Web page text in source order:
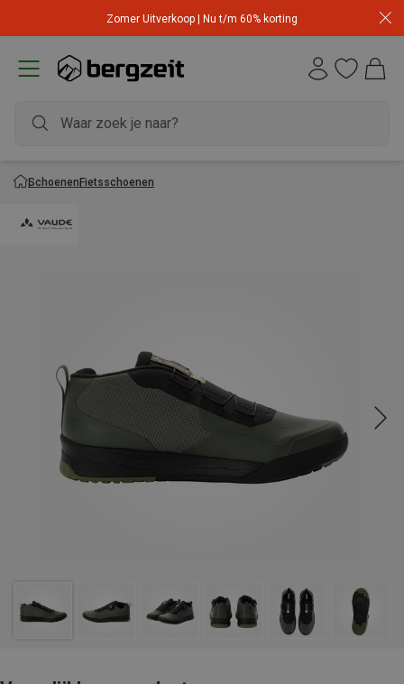
Zomer Uitverkoop | Nu t/m 60% korting
SchoenenFietsschoenen